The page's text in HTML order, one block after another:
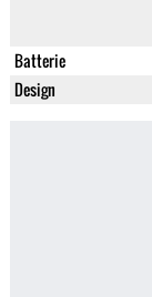
Batterie
Design